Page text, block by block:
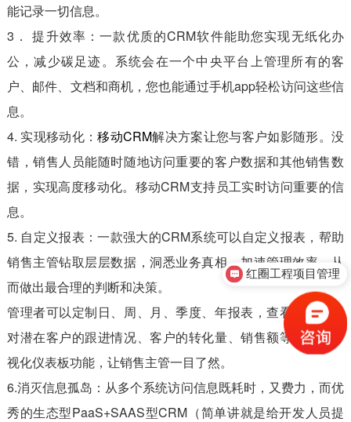
能记录一切信息。
3． 提升效率：一款优质的CRM软件能助您实现无纸化办
公，减少碳足迹。系统会在一个中央平台上管理所有的客
户、邮件、文档和商机，您也能通过手机app轻松访问这些信
息。
4. 实现移动化：移动CRM解决方案让您与客户如影随形。没
错，销售人员能随时随地访问重要的客户数据和其他销售数
据，实现高度移动化。移动CRM支持员工实时访问重要的信
息。
5. 自定义报表：一款强大的CRM系统可以自定义报表，帮助
销售主管钻取层层数据，洞悉业务真相，加速管理效率，从
而做出最合理的判断和决策。
管理者可以定制日、周、月、季度、年报表，查看销售人员
对潜在客户的跟进情况、客户的转化量、销售额等内容，可
视化仪表板功能，让销售主管一目了然。
6.消灭信息孤岛：从多个系统访问信息既耗时，又费力，而优
秀的生态型PaaS+SAAS型CRM（简单讲就是给开发人员提
红圈工程项目管理